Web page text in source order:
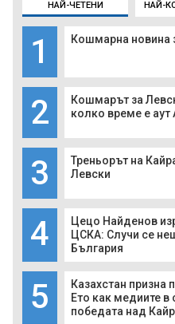
НАЙ-ЧЕТЕНИ НАЙ-
1 Кошмарна новина
2
Кошмарът за
колко време е аут
3
Треньорът на
Левски
4
Цецо Найденов
ЦСКА: Случи се
България
5
Казахстан призна
Ето как медиите в
победата над